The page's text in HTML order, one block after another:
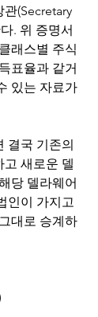
(Secretary
. 위 증명서
래스별 주식
표율과 같거
있는 자료가
결국 기존의
새로운 델
당 델라웨어
인이 가지고
대로 승계하